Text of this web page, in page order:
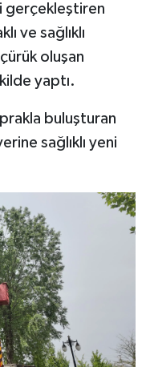
gerçekleştiren
ve sağlıklı
oluşan
yaptı.
buluşturan
sağlıklı yeni